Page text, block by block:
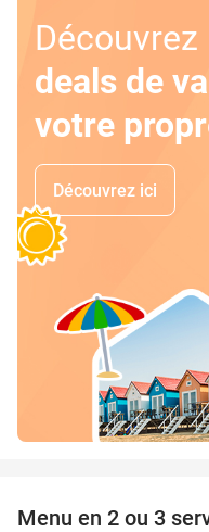
deals de
votre
Découvrez ici
Menu en 2 ou 3